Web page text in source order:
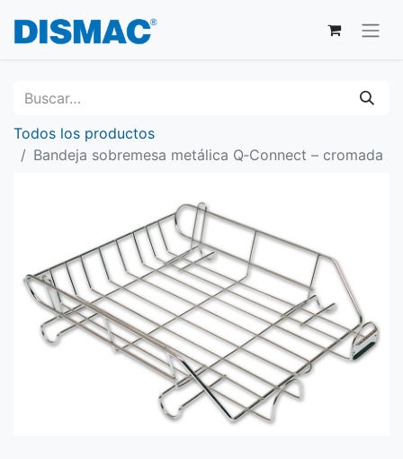
Todos los productos
Bandeja sobremesa metálica Q‑Connect – cromada